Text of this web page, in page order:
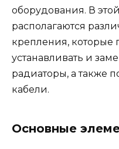
оборудования. В
располагаются
крепления, которые
устанавливать и
радиаторы, а также
кабели.
Основные